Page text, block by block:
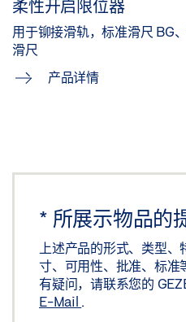
柔性开启限位器
用于铆接滑轨，标准滑尺 BG
滑尺
产品详情
* 所展示物品的
上述产品的形式、类型
寸、可用性、批准、标准
有疑问，请联系您的
E-Mail .